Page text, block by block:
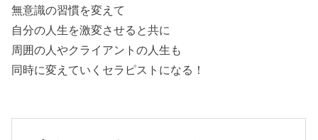
無意識の習慣を変えて
自分の人生を激変させると共に
周囲の人やクライアントの人生も
同時に変えていくセラピストになる！